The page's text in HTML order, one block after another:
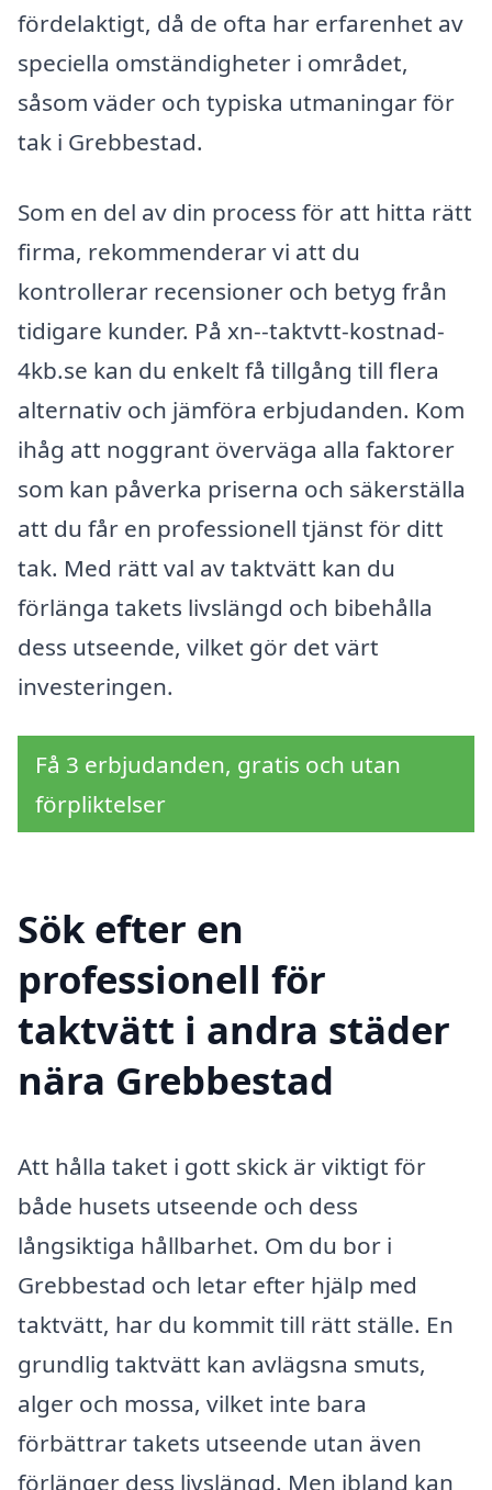
fördelaktigt, då de ofta har erfarenhet av
speciella omständigheter i området,
såsom väder och typiska utmaningar för
tak i Grebbestad.
Som en del av din process för att hitta rätt
firma, rekommenderar vi att du
kontrollerar recensioner och betyg från
tidigare kunder. På xn--taktvtt-kostnad-
4kb.se kan du enkelt få tillgång till flera
alternativ och jämföra erbjudanden. Kom
ihåg att noggrant överväga alla faktorer
som kan påverka priserna och säkerställa
att du får en professionell tjänst för ditt
tak. Med rätt val av taktvätt kan du
förlänga takets livslängd och bibehålla
dess utseende, vilket gör det värt
investeringen.
Få 3 erbjudanden, gratis och utan
förpliktelser
Sök efter en
professionell för
taktvätt i andra städer
nära Grebbestad
Att hålla taket i gott skick är viktigt för
både husets utseende och dess
långsiktiga hållbarhet. Om du bor i
Grebbestad och letar efter hjälp med
taktvätt, har du kommit till rätt ställe. En
grundlig taktvätt kan avlägsna smuts,
alger och mossa, vilket inte bara
förbättrar takets utseende utan även
förlänger dess livslängd. Men ibland kan